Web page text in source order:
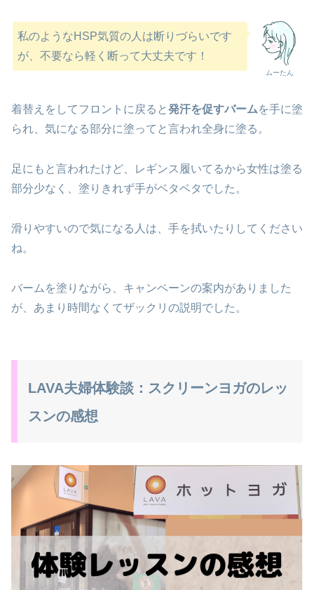
ムーたん
私のようなHSP気質の人は断りづらいです
が、不要なら軽く断って大丈夫です！
着替えをしてフロントに戻ると発汗を促すバームを手に塗
られ、気になる部分に塗ってと言われ全身に塗る。
足にもと言われたけど、レギンス履いてるから女性は塗る
部分少なく、塗りきれず手がベタベタでした。
滑りやすいので気になる人は、手を拭いたりしてください
ね。
バームを塗りながら、キャンペーンの案内がありました
が、あまり時間なくてザックリの説明でした。
LAVA夫婦体験談：スクリーンヨガのレッ
スンの感想